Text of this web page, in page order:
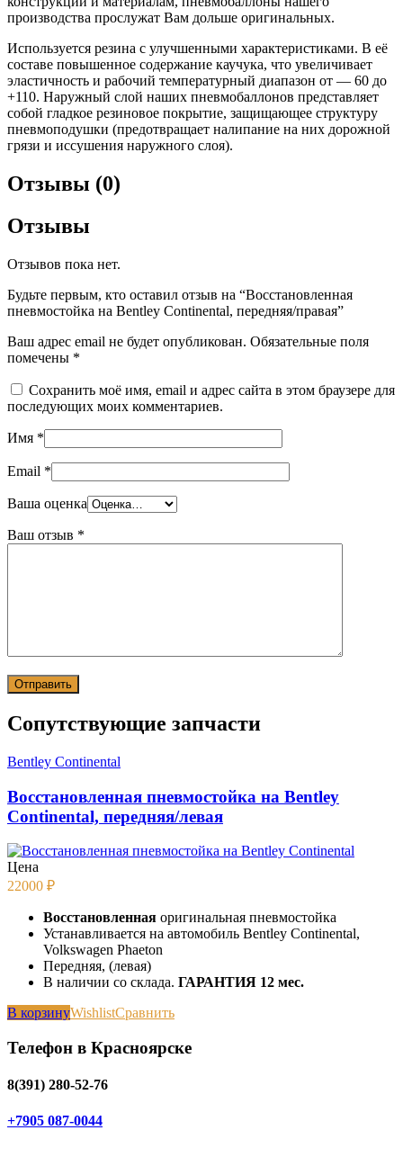
производства прослужат Вам дольше оригинальных.
Используется резина с улучшенными характеристиками. В её
составе повышенное содержание каучука, что увеличивает
эластичность и рабочий температурный диапазон от — 60 до
+110. Наружный слой наших пневмобаллонов представляет
собой гладкое резиновое покрытие, защищающее структуру
пневмоподушки (предотвращает налипание на них дорожной
грязи и иссушения наружного слоя).
Отзывы (0)
Отзывы
Отзывов пока нет.
Будьте первым, кто оставил отзыв на “Восстановленная
пневмостойка на Bentley Continental, передняя/правая”
Ваш адрес email не будет опубликован. Обязательные поля
помечены *
Сохранить моё имя, email и адрес сайта в этом браузере для
последующих моих комментариев.
Имя *
Email *
Ваша оценка
Ваш отзыв *
Сопутствующие запчасти
Bentley Continental
Восстановленная пневмостойка на Bentley
Continental, передняя/левая
Цена
22000 ₽
Восстановленная оригинальная пневмостойка
Устанавливается на автомобиль Bentley Continental,
Volkswagen Phaeton
Передняя, (левая)
В наличии со склада. ГАРАНТИЯ 12 мес.
В корзинуWishlistСравнить
Телефон в Красноярске
8(391) 280-52-76
+7905 087-0044